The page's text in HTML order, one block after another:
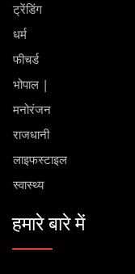
ट्रेंडिंग
धर्म
फीचर्ड
भोपाल |
मनोरंजन
राजधानी
लाइफस्टाइल
स्वास्थ्य
हमारे बारे में